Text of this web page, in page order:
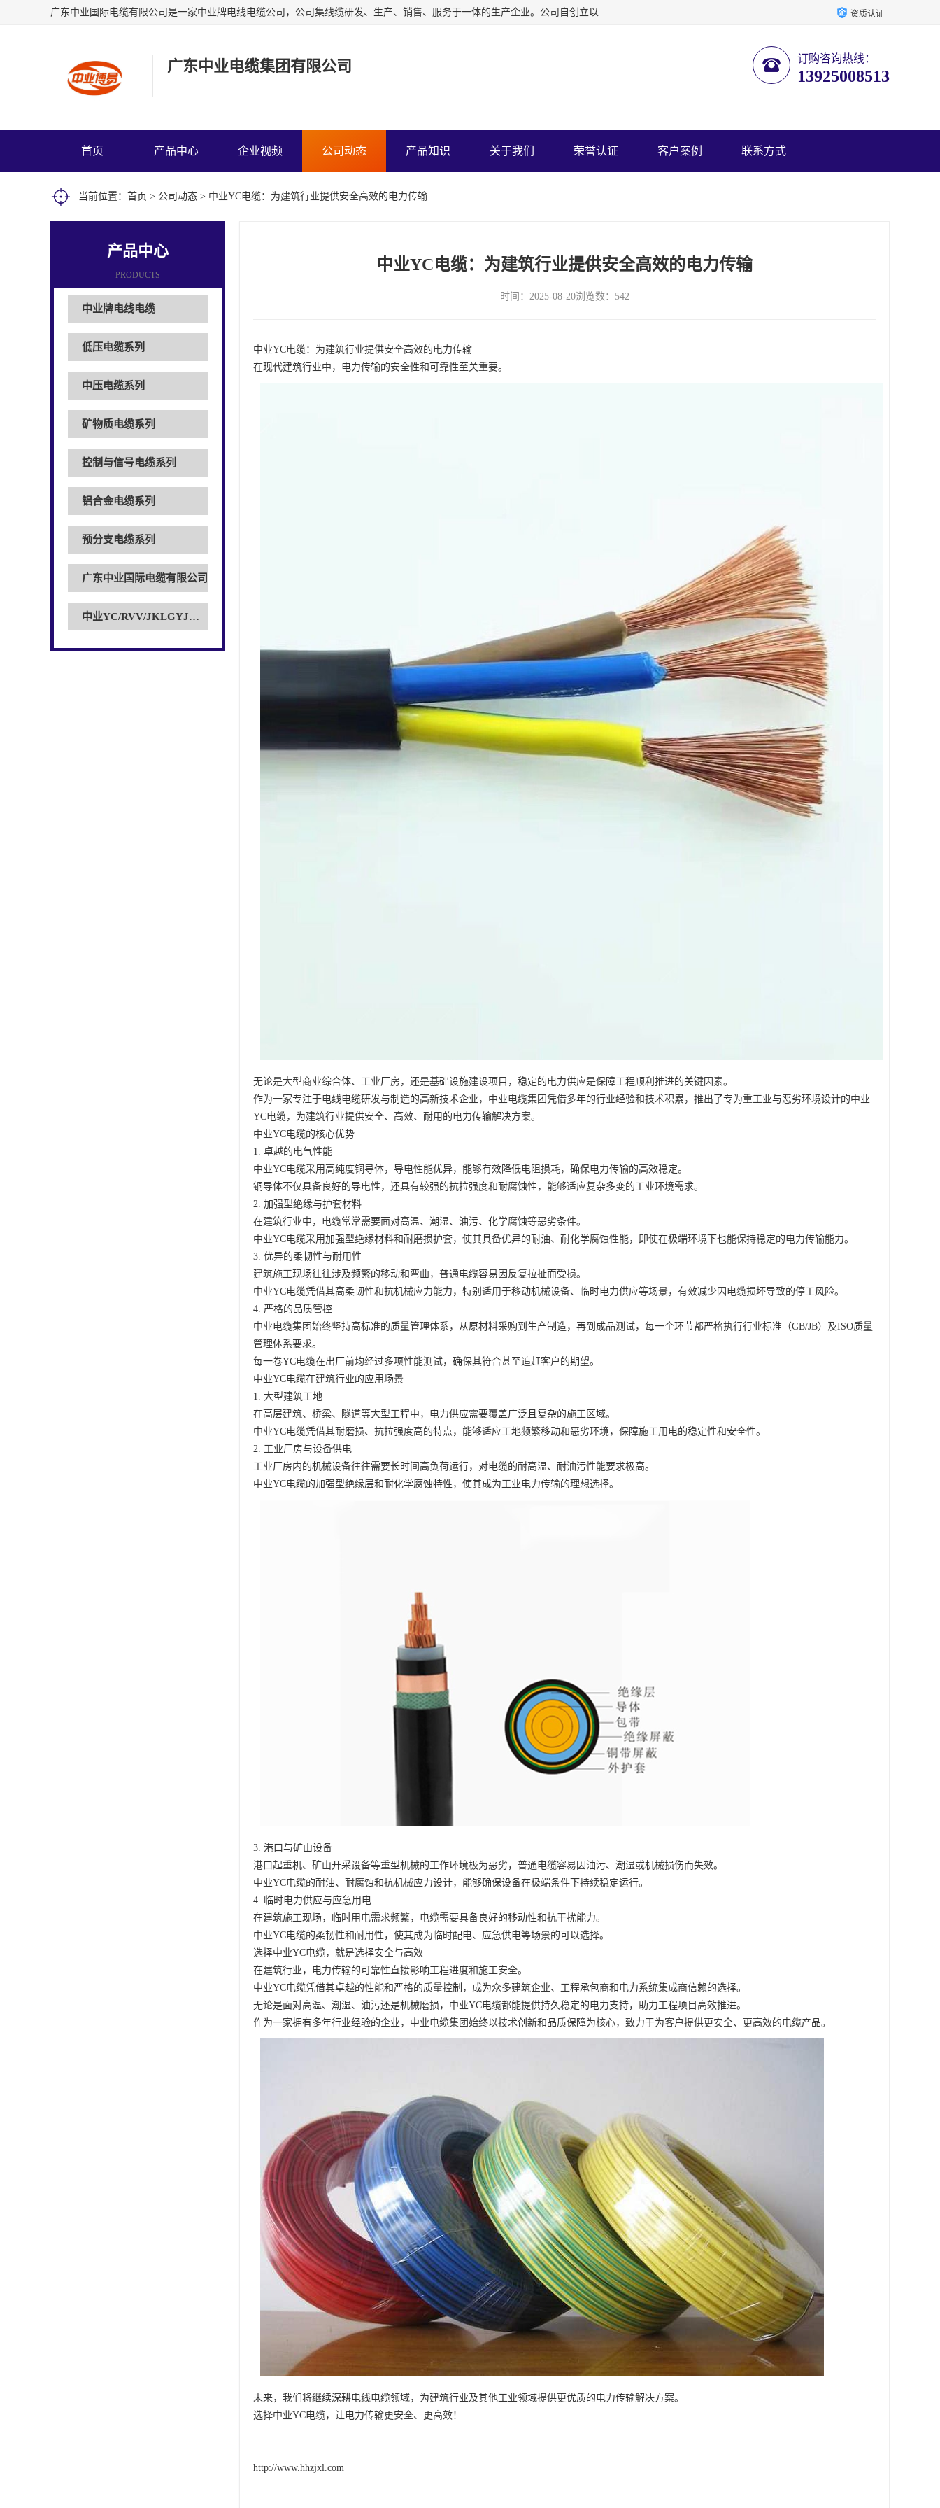
广东中业国际电缆有限公司是一家中业牌电线电缆公司，公司集线缆研发、生产、销售、服务于一体的生产企业。公司自创立以来一直跟随工业化、信息化的发展道路，并坚持以中国质量认证中心ISO9001管理体系进行企业管理。 资质认证
广东中业电缆集团有限公司 订购咨询热线：
13925008513
首页 产品中心 企业视频 公司动态 产品知识 关于我们 荣誉认证 客户案例 联系方式
当前位置： 首页 > 公司动态 > 中业YC电缆：为建筑行业提供安全高效的电力传输
产品中心
PRODUCTS
中业牌电线电缆
低压电缆系列
中压电缆系列
矿物质电缆系列
控制与信号电缆系列
铝合金电缆系列
预分支电缆系列
广东中业国际电缆有限公司
中业YC/RVV/JKLGYJ电缆
中业YC电缆：为建筑行业提供安全高效的电力传输
时间：2025-08-20浏览数：542
中业YC电缆：为建筑行业提供安全高效的电力传输
在现代建筑行业中，电力传输的安全性和可靠性至关重要。
无论是大型商业综合体、工业厂房，还是基础设施建设项目，稳定的电力供应是保障工程顺利推进的关键因素。
作为一家专注于电线电缆研发与制造的高新技术企业，中业电缆集团凭借多年的行业经验和技术积累，推出了专为重工业与恶劣环境设计的中业
YC电缆，为建筑行业提供安全、高效、耐用的电力传输解决方案。
中业YC电缆的核心优势
1. 卓越的电气性能
中业YC电缆采用高纯度铜导体，导电性能优异，能够有效降低电阻损耗，确保电力传输的高效稳定。
铜导体不仅具备良好的导电性，还具有较强的抗拉强度和耐腐蚀性，能够适应复杂多变的工业环境需求。
2. 加强型绝缘与护套材料
在建筑行业中，电缆常常需要面对高温、潮湿、油污、化学腐蚀等恶劣条件。
中业YC电缆采用加强型绝缘材料和耐磨损护套，使其具备优异的耐油、耐化学腐蚀性能，即使在极端环境下也能保持稳定的电力传输能力。
3. 优异的柔韧性与耐用性
建筑施工现场往往涉及频繁的移动和弯曲，普通电缆容易因反复拉扯而受损。
中业YC电缆凭借其高柔韧性和抗机械应力能力，特别适用于移动机械设备、临时电力供应等场景，有效减少因电缆损坏导致的停工风险。
4. 严格的品质管控
中业电缆集团始终坚持高标准的质量管理体系，从原材料采购到生产制造，再到成品测试，每一个环节都严格执行行业标准（GB/JB）及ISO质量
管理体系要求。
每一卷YC电缆在出厂前均经过多项性能测试，确保其符合甚至追赶客户的期望。
中业YC电缆在建筑行业的应用场景
1. 大型建筑工地
在高层建筑、桥梁、隧道等大型工程中，电力供应需要覆盖广泛且复杂的施工区域。
中业YC电缆凭借其耐磨损、抗拉强度高的特点，能够适应工地频繁移动和恶劣环境，保障施工用电的稳定性和安全性。
2. 工业厂房与设备供电
工业厂房内的机械设备往往需要长时间高负荷运行，对电缆的耐高温、耐油污性能要求极高。
中业YC电缆的加强型绝缘层和耐化学腐蚀特性，使其成为工业电力传输的理想选择。
3. 港口与矿山设备
港口起重机、矿山开采设备等重型机械的工作环境极为恶劣，普通电缆容易因油污、潮湿或机械损伤而失效。
中业YC电缆的耐油、耐腐蚀和抗机械应力设计，能够确保设备在极端条件下持续稳定运行。
4. 临时电力供应与应急用电
在建筑施工现场，临时用电需求频繁，电缆需要具备良好的移动性和抗干扰能力。
中业YC电缆的柔韧性和耐用性，使其成为临时配电、应急供电等场景的可以选择。
选择中业YC电缆，就是选择安全与高效
在建筑行业，电力传输的可靠性直接影响工程进度和施工安全。
中业YC电缆凭借其卓越的性能和严格的质量控制，成为众多建筑企业、工程承包商和电力系统集成商信赖的选择。
无论是面对高温、潮湿、油污还是机械磨损，中业YC电缆都能提供持久稳定的电力支持，助力工程项目高效推进。
作为一家拥有多年行业经验的企业，中业电缆集团始终以技术创新和品质保障为核心，致力于为客户提供更安全、更高效的电缆产品。
未来，我们将继续深耕电线电缆领域，为建筑行业及其他工业领域提供更优质的电力传输解决方案。
选择中业YC电缆，让电力传输更安全、更高效！
http://www.hhzjxl.com